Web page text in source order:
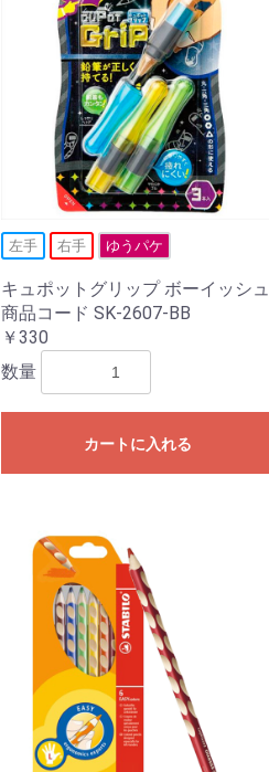
左手 右手 ゆうパケ
キュポットグリップ ボーイッシュ
商品コード SK-2607-BB
￥330
数量
カートに入れる